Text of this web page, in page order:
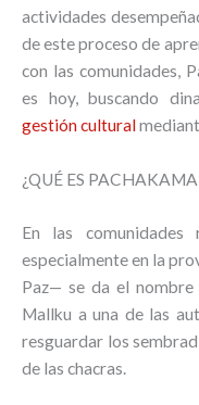
actividades
de este proceso de
con las comunidades,
es hoy, buscando
gestión cultural
¿QUÉ ES
En las
especialmente en la
Paz— se da el nombre
Mallku a una de las
resguardar los
de las chacras.